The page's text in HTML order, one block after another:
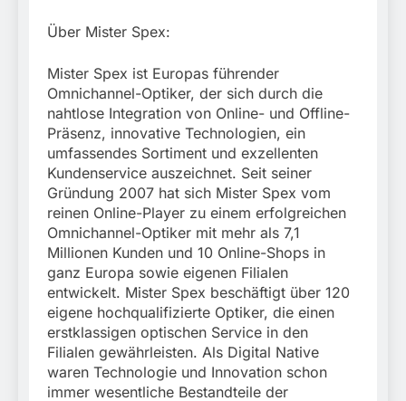
Über Mister Spex:
Mister Spex ist Europas führender
Omnichannel-Optiker, der sich durch die
nahtlose Integration von Online- und Offline-
Präsenz, innovative Technologien, ein
umfassendes Sortiment und exzellenten
Kundenservice auszeichnet. Seit seiner
Gründung 2007 hat sich Mister Spex vom
reinen Online-Player zu einem erfolgreichen
Omnichannel-Optiker mit mehr als 7,1
Millionen Kunden und 10 Online-Shops in
ganz Europa sowie eigenen Filialen
entwickelt. Mister Spex beschäftigt über 120
eigene hochqualifizierte Optiker, die einen
erstklassigen optischen Service in den
Filialen gewährleisten. Als Digital Native
waren Technologie und Innovation schon
immer wesentliche Bestandteile der